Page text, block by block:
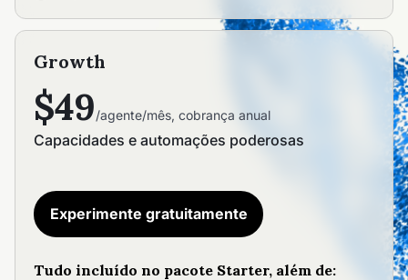
$49/agente/mês, cobrança anual
Capacidades e automações poderosas
Growth
Tudo incluído no pacote Starter, além de:
Experimente gratuitamente